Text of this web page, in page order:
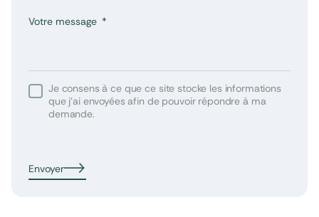
Votre message
Je consens à ce que ce site stocke les informations
que j’ai envoyées afin de pouvoir répondre à ma
demande.
Envoyer